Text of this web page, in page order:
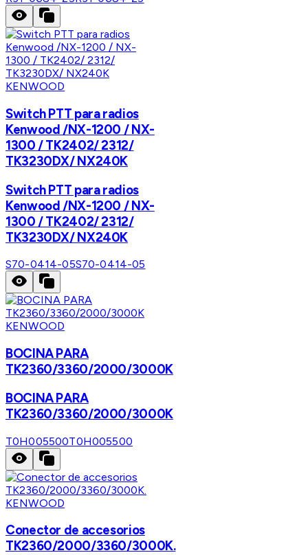
KENWOOD
Switch PTT para radios
Kenwood /NX-1200 / NX-
1300 / TK2402/ 2312/
TK3230DX/ NX240K
Switch PTT para radios
Kenwood /NX-1200 / NX-
1300 / TK2402/ 2312/
TK3230DX/ NX240K
S70-0414-05S70-0414-05
KENWOOD
BOCINA PARA
TK2360/3360/2000/3000K
BOCINA PARA
TK2360/3360/2000/3000K
T0H005500T0H005500
KENWOOD
Conector de accesorios
TK2360/2000/3360/3000K.